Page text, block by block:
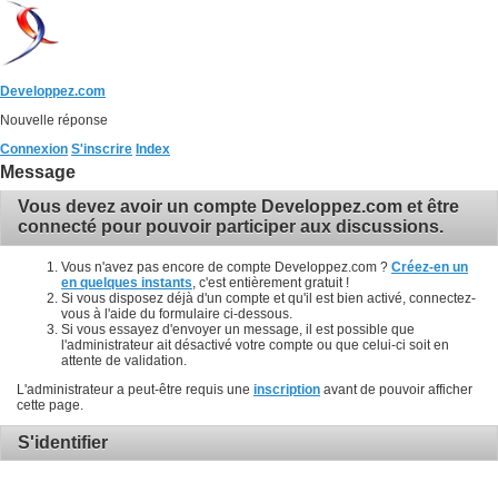
Developpez.com
Nouvelle réponse
Connexion S'inscrire Index
Message
Vous devez avoir un compte Developpez.com et être
connecté pour pouvoir participer aux discussions.
Vous n'avez pas encore de compte Developpez.com ? Créez-en un
en quelques instants , c'est entièrement gratuit !
Si vous disposez déjà d'un compte et qu'il est bien activé, connectez-
vous à l'aide du formulaire ci-dessous.
Si vous essayez d'envoyer un message, il est possible que
l'administrateur ait désactivé votre compte ou que celui-ci soit en
attente de validation.
L'administrateur a peut-être requis une inscription avant de pouvoir afficher
cette page.
S'identifier